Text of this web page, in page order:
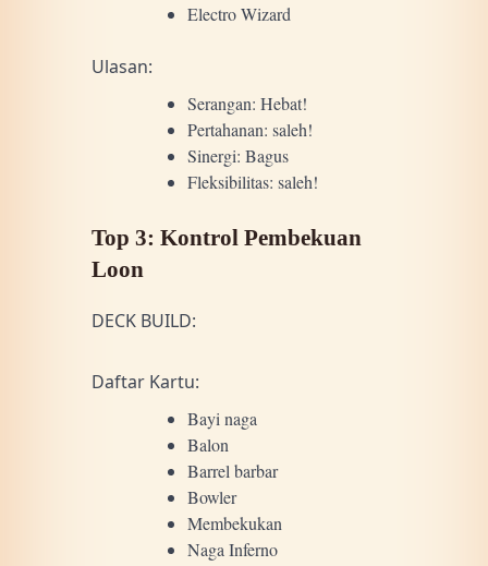
Electro Wizard
Ulasan:
Serangan: Hebat!
Pertahanan: saleh!
Sinergi: Bagus
Fleksibilitas: saleh!
Top 3: Kontrol Pembekuan
Loon
DECK BUILD:
Daftar Kartu:
Bayi naga
Balon
Barrel barbar
Bowler
Membekukan
Naga Inferno